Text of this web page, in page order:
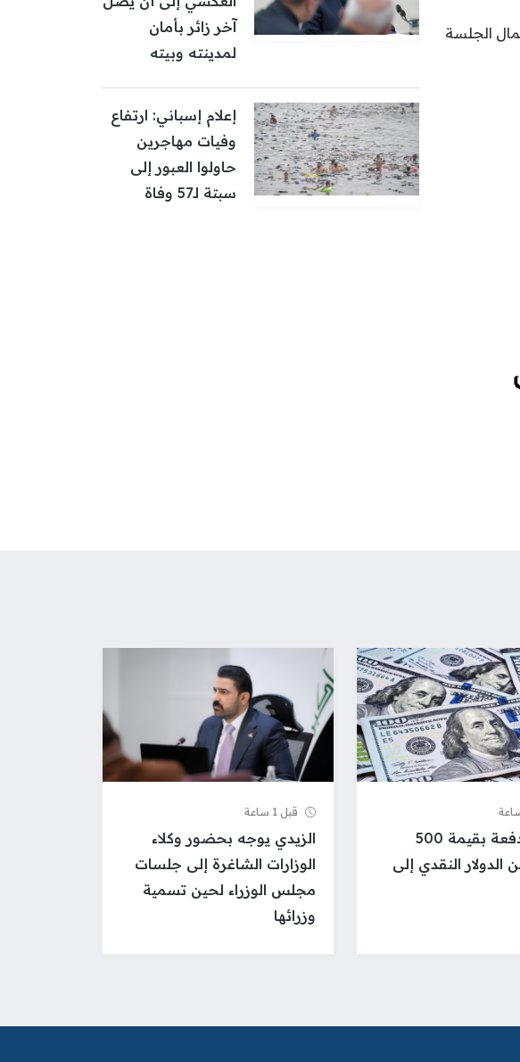
الجلسة
آخر زائر بأمان
لمدينته وبيته
إعلام إسباني: ارتفاع
وفيات مهاجرين
حاولوا العبور إلى
سبتة لـ57 وفاة
وصول دفعة بقيمة 500
الدولار النقدي إلى
قبل 1 ساعة
الزيدي يوجه بحضور وكلاء
الوزارات الشاغرة إلى جلسات
مجلس الوزراء لحين تسمية
وزرائها